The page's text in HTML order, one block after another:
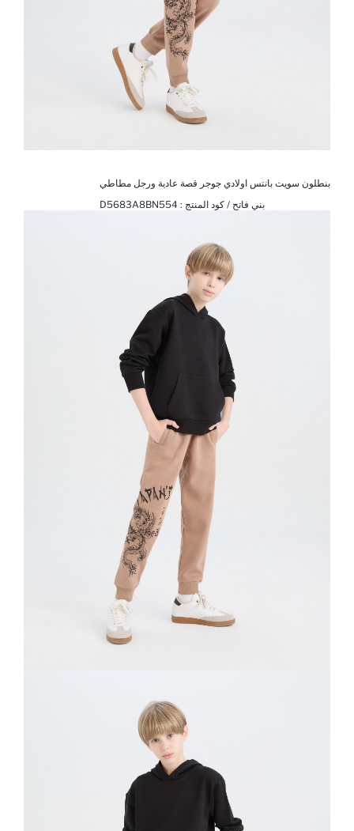
بنطلون سويت بانتس اولادي جوجر قصة عادية ورجل مطاطي
بني فاتح / كود المنتج : D5683A8BN554